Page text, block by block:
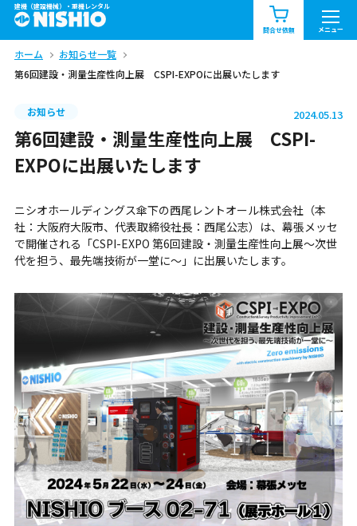
建機（建設機械）・重機レンタル
問合せ依頼 メニュー
商品一覧 お知らせ一覧
問合せ依頼リスト
北海道 東北 関東
中部 関西
九州・沖縄（外部）
ホーム
お知らせ一覧
第6回建設・測量生産性向上展 CSPI-EXPOに出展いたします
お知らせ 2024.05.13
第6回建設・測量生産性向上展 CSPI-
EXPOに出展いたします
ニシオホールディングス傘下の西尾レントオール株式会社（本
社：大阪府大阪市、代表取締役社長：西尾公志）は、幕張メッセ
で開催される「CSPI-EXPO 第6回建設・測量生産性向上展～次世
代を担う、最先端技術が一堂に～」に出展いたします。